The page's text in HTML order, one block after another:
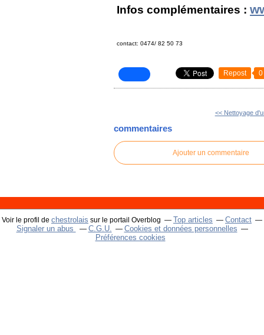
Infos complémentaires :
contact: 0474/ 82 50 73
Repost 0
<< Nettoyage
commentaires
Ajouter un commentaire
Voir le profil de chestrolais sur le portail Overblog Top articles
Contact
Signaler un abus
C.G.U.
Cookies et données personnelles
Préférences cookies